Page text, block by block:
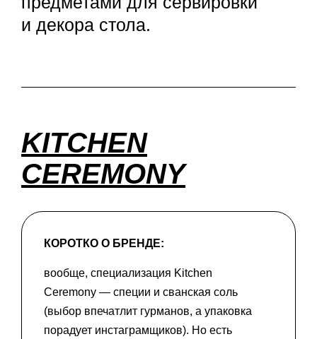
и декора стола.
KITCHEN
CEREMONY
КОРОТКО О БРЕНДЕ:
вообще, специализация Kitchen
Ceremony — специи и сванская соль
(выбор впечатлит гурманов, а упаковка
порадует инстаграмщиков). Но есть